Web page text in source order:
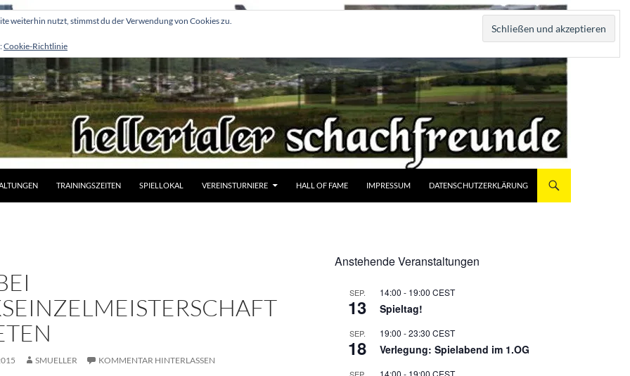
TRAININGSZEITEN SPIELLOKAL VEREINSTURNIERE HALL OF FAME IMPRESSUM DATENSCHUTZERKLÄRUNG
SMUELLER KOMMENTAR HINTERLASSEN
Anstehende Veranstaltungen
SEP.
13
14:00 - 19:00 CEST
Spieltag!
SEP.
18
19:00 -23:30 CEST
Verlegung: Spielabend im 1.OG
14:00 - 19:00 CEST
weiterhin nutzt, stimmst du der Verwendung von Cookies zu.
Cookie-Richtlinie